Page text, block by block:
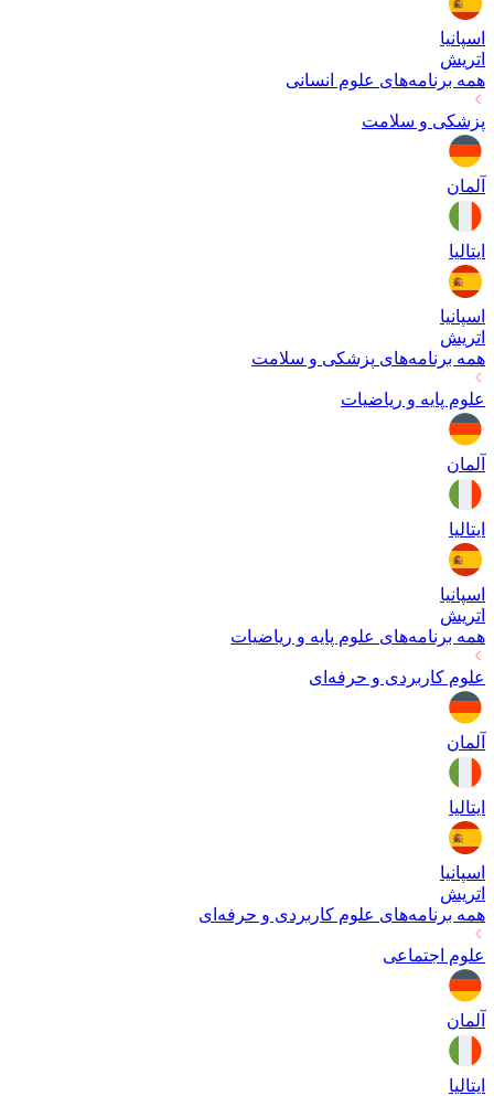
اسپانیا
اتریش
همه برنامه‌های علوم انسانی
پزشکی و سلامت
آلمان
ایتالیا
اسپانیا
اتریش
همه برنامه‌های پزشکی و سلامت
علوم پایه و ریاضیات
آلمان
ایتالیا
اسپانیا
اتریش
همه برنامه‌های علوم پایه و ریاضیات
علوم کاربردی و حرفه‌ای
آلمان
ایتالیا
اسپانیا
اتریش
همه برنامه‌های علوم کاربردی و حرفه‌ای
علوم اجتماعی
آلمان
ایتالیا